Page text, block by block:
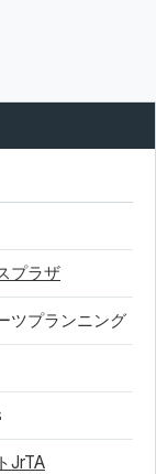
プラザ
ツプランニング
JrTA